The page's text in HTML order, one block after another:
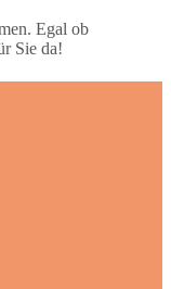
Egal ob
Sie da!